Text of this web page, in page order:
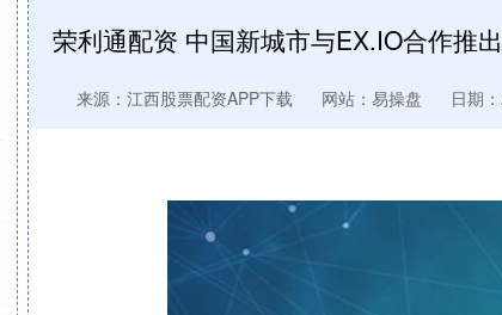
荣利通配资 中国新城市与EX.IO合作推
来源：江西股票配资APP下载 网站：易操盘 日期